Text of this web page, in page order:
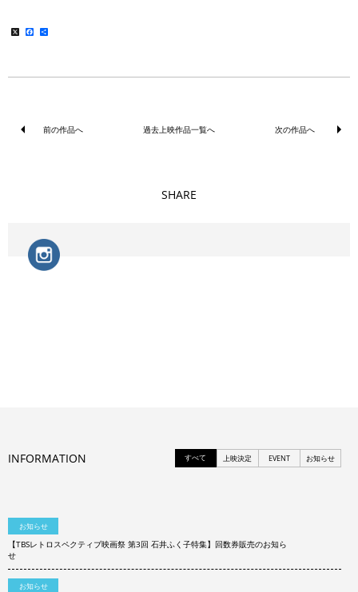
X Facebook
前の作品へ 過去上映作品一覧へ 次の作品へ
SHARE
INFORMATION すべて 上映決定 EVENT お知らせ
お知らせ
【TBSレトロスペクティブ映画祭 第3回 石井ふく子特集】回数券販売のお知ら
せ
お知らせ